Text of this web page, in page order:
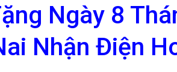
Ngày 8
Nhận Điện